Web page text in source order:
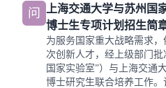
问
上海交通大学与苏州国
博士生专项计划招生简
为服务国家重大战略需求
次创新人才，经上级部门批
国家实验室”）与上海交通
博士研究生联合培养工作